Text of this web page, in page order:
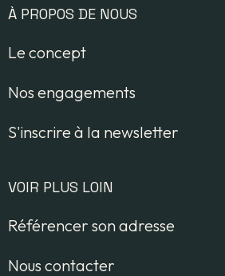
À PROPOS DE NOUS
Le concept
Nos engagements
S'inscrire à la newsletter
VOIR PLUS LOIN
Référencer son adresse
Nous contacter